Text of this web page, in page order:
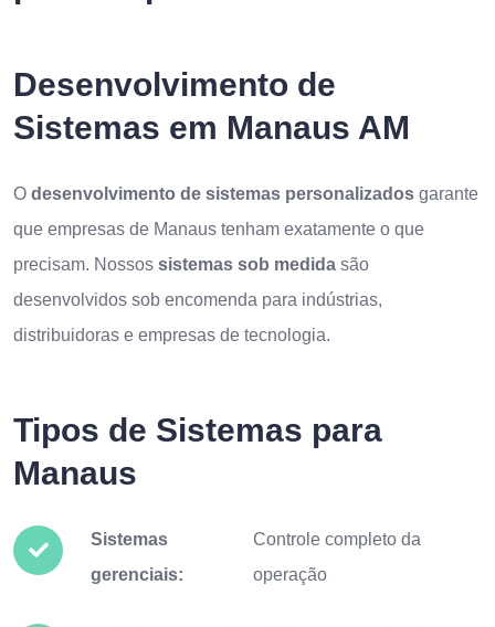
Desenvolvimento de
Sistemas em Manaus AM
O desenvolvimento de sistemas personalizados garante
que empresas de Manaus tenham exatamente o que
precisam. Nossos sistemas sob medida são
desenvolvidos sob encomenda para indústrias,
distribuidoras e empresas de tecnologia.
Tipos de Sistemas para
Manaus
Sistemas
gerenciais:
Controle completo da
operação